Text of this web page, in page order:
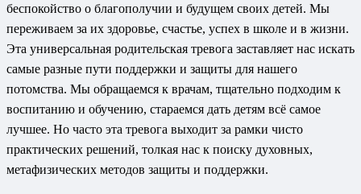
беспокойство о благополучии и будущем своих детей. Мы
переживаем за их здоровье, счастье, успех в школе и в жизни.
Эта универсальная родительская тревога заставляет нас искать
самые разные пути поддержки и защиты для нашего
потомства. Мы обращаемся к врачам, тщательно подходим к
воспитанию и обучению, стараемся дать детям всё самое
лучшее. Но часто эта тревога выходит за рамки чисто
практических решений, толкая нас к поиску духовных,
метафизических методов защиты и поддержки.